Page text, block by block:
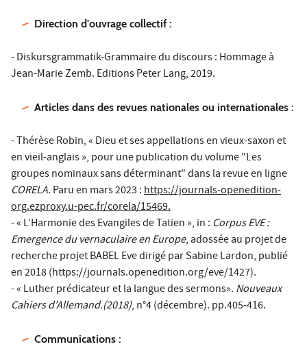
Direction d'ouvrage collectif :
- Diskursgrammatik-Grammaire du discours : Hommage à
Jean-Marie Zemb. Editions Peter Lang, 2019.
Articles dans des revues nationales ou internationales :
- Thérèse Robin, « Dieu et ses appellations en vieux-saxon et
en vieil-anglais », pour une publication du volume "Les
groupes nominaux sans déterminant" dans la revue en ligne
CORELA. Paru en mars 2023 :https://journals-openedition-
org.ezproxy.u-pec.fr/corela/15469.
- « L’Harmonie des Evangiles de Tatien », in : Corpus EVE :
Emergence du vernaculaire en Europe, adossée au projet de
recherche projet BABEL Eve dirigé par Sabine Lardon, publié
en 2018 (https://journals.openedition.org/eve/1427).
- « Luther prédicateur et la langue des sermons». Nouveaux
Cahiers d’Allemand.(2018), n°4 (décembre). pp.405-416.
Communications :